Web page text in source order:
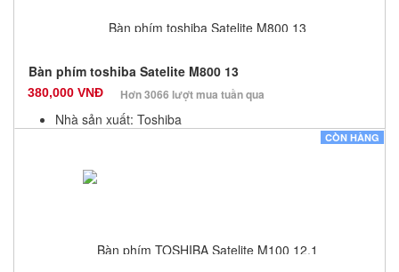
Bàn phím toshiba Satelite M800 13
380,000 VNĐ Hơn 3066 lượt mua tuần qua
Nhà sản xuất: Toshiba
Số lượng: 10
CÒN HÀNG